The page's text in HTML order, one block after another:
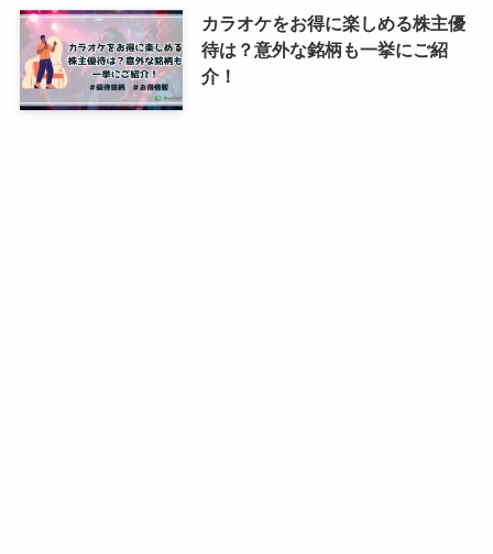
カラオケをお得に楽しめる株主優
待は？意外な銘柄も一挙にご紹
介！